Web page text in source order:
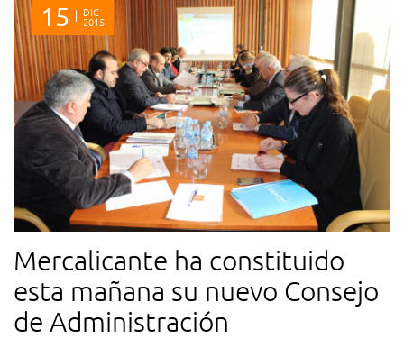
15 DIC
2015
Mercalicante ha constituido
esta mañana su nuevo Consejo
de Administración